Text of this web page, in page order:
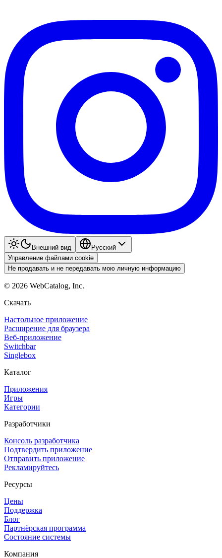
Внешний вид
Pyccкий
Управление файлами cookie
Не продавать и не передавать мою личную информацию
© 2026 WebCatalog, Inc.
Скачать
Настольное приложение
Расширение для браузера
Веб-приложение
Switchbar
Singlebox
Каталог
Приложения
Игры
Категории
Разработчики
Консоль разработчика
Подтвердить приложение
Отправить приложение
Рекламируйтесь
Ресурсы
Цены
Поддержка
Блог
Партнёрская программа
Состояние системы
Компания